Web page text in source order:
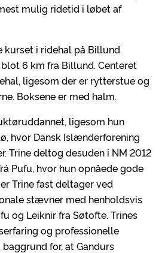
mulig ridetid i løbet af
kurset i ridehal på Billund
6 km fra Billund. Centeret
ligesom der er rytterstue og
Boksene er med halm.
ligesom hun
hvor Dansk Islænderforening
Trine deltog desuden i NM 2012
Pufu, hvor hun opnåede gode
Trine fast deltager ved
stævner med henholdsvis
og Leiknir fra Søtofte. Trines
og professionelle
for, at Gandurs